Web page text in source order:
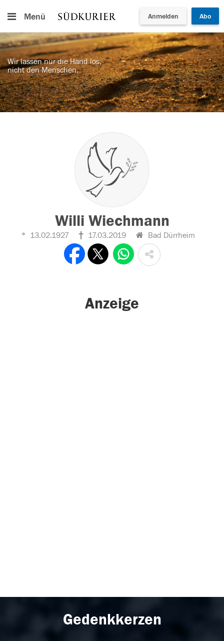
Menü Anmelden Abo
Wir lassen nur die Hand los,
nicht den Menschen.
Willi Wiechmann
13.02.1927 17.03.2019 Bad Dürrheim
Anzeige
Gedenkkerzen